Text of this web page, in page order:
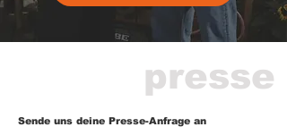
presse
Sende uns deine Presse-Anfrage an